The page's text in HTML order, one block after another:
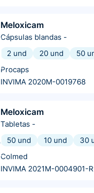
Meloxicam
Cápsulas blandas -
2 und
20 und 50
Procaps
INVIMA 2020M-0019768
Meloxicam
Tabletas -
50 und
10 und 30
Colmed
INVIMA 2021M-0004901-